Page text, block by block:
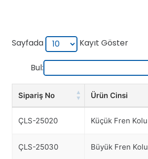
Sayfada Kayıt Göster
Bul:
Sipariş No
Ürün Cinsi
ÇLS-25020
Küçük Fren Kolu
ÇLS-25030 Büyük Fren Kolu